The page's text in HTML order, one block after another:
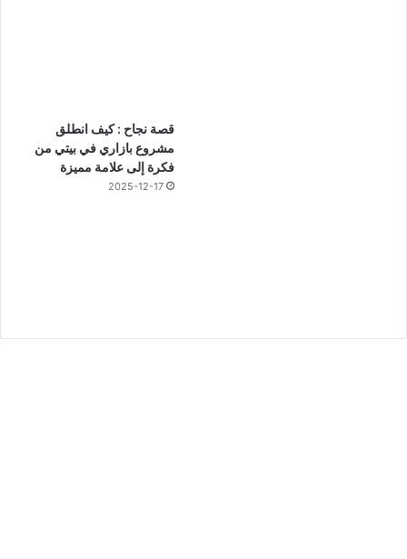
قصة نجاح : كيف انطلق
مشروع بازاري في بيتي من
فكرة إلى علامة مميزة
2025-12-17